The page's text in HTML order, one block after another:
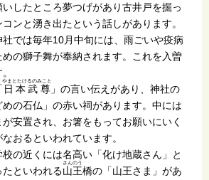
したところ夢つげがあり古井戸を掘っ
ンと湧き出たという話しがあります。
では毎年10月中旬には、雨ごいや疫病
の獅子舞が奉納されます。これを入曽
日本武尊
やまとたけるのみこと
」の言い伝えがあり、神社の
の石仏」の赤い祠があります。中には
安置され、お箸をもってお願いにいく
おるといわれています。
の近くには名高い「化け地蔵さん」と
といわれる山王
さんのう
橋の「山王さま」があ